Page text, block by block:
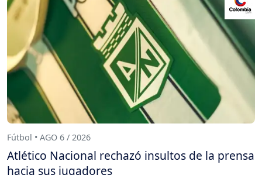
Fútbol • AGO 6 / 2026
Atlético Nacional rechazó insultos de la prensa
hacia sus jugadores